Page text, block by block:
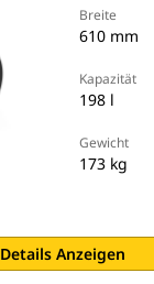
Breite
610 mm
Kapazität
198 l
Gewicht
173 kg
Details Anzeigen